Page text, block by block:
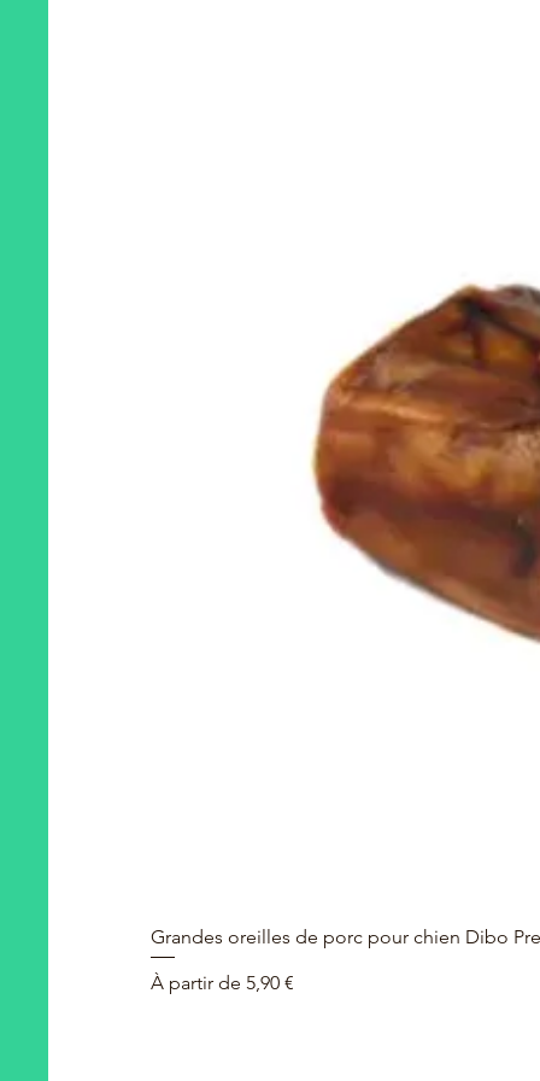
Grandes oreilles de porc pour chien Dibo
À partir de 5,90 €
Prix promotionnel